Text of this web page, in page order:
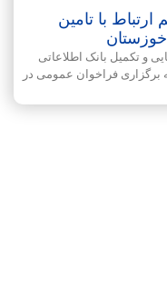
با تامین
و تکمیل بانک اطلاعاتی
برگزاری فراخوان عمومی در